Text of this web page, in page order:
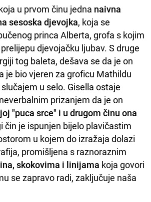
u prvom činu jedna naivna
sesoska djevojka, koja se
princa Alberta, grofa s kojim
djevojačku ljubav. S druge
tog baleta, dešava se da je on
je bio vjeren za groficu Mathildu
u selo. Gisella ostaje
prizanjem da je on
"puca srce" i u drugom činu ona
čin je ispunjen bijelo plavičastim
u kojem do izražaja dolazi
promišljena s raznoraznim
skokovima i linijama koja govori
se zapravo radi, zaključuje naša